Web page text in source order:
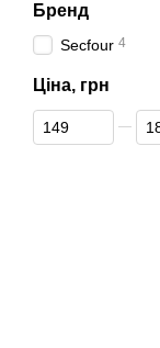
Бренд
Secfour 4
Ціна, грн
Від Ціна, грн
До Ціна, грн